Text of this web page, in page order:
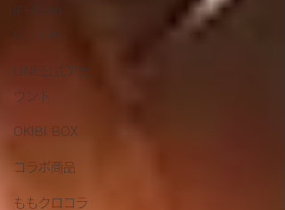
IPPO no
GOTOKU
LINE公式アカ
ウント
OKIBI BOX
コラボ商品
ももクロコラ